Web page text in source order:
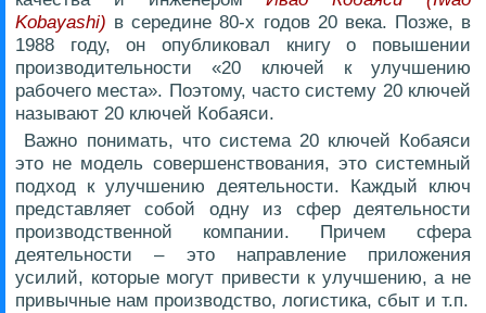
Kobayashi) в середине 80-х годов 20 века. Позже, в
1988 году, он опубликовал книгу о повышении
производительности «20 ключей к улучшению
рабочего места». Поэтому, часто систему 20 ключей
называют 20 ключей Кобаяси.
Важно понимать, что система 20 ключей Кобаяси
это не модель совершенствования, это системный
подход к улучшению деятельности. Каждый ключ
представляет собой одну из сфер деятельности
производственной компании. Причем сфера
деятельности – это направление приложения
усилий, которые могут привести к улучшению, а не
привычные нам производство, логистика, сбыт и т.п.